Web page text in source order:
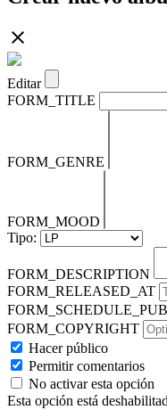
Editar
FORM_TITLE
FORM_GENRE
FORM_MOOD
Tipo:
FORM_DESCRIPTION
FORM_RELEASED_AT
FORM_COPYRIGHT
Hacer público
Permitir comentarios
No activar esta opción
Esta opción está